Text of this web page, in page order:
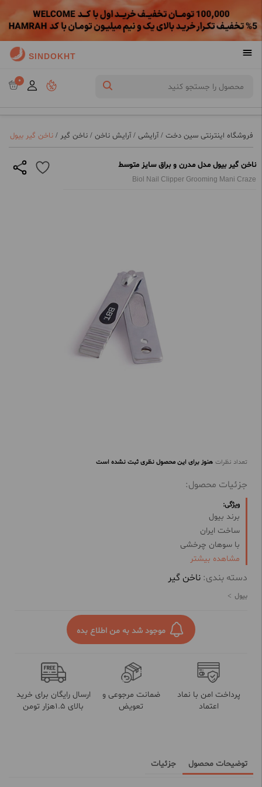
SINDOKHT
0
فروشگاه اینترنتی سین دخت / آرایشی / آرایش ناخن / ناخن گیر / ناخن گیر بیول
ناخن گیر بیول مدل مدرن و براق سایز متوسط
Biol Nail Clipper Grooming Mani Craze
تعداد نظرات هنوز برای این محصول نظری ثبت نشده است
جزئیات محصول:
ویژگی:
برند بیول
ساخت ایران
با سوهان چرخشی
مشاهده بیشتر
دسته بندی: ناخن گیر
بیول
موجود شد به من اطلاع بده
پرداخت امن با نماد
اعتماد
ضمانت مرجوعی و
تعویض
ارسال رایگان برای خرید
بالای 1.5هزار تومن
توضیحات محصول جزئیات